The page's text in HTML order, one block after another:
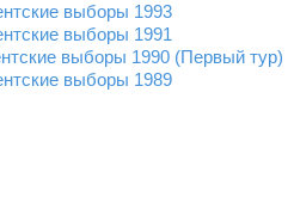
выборы 1993
выборы 1991
выборы 1990 (Первый тур)
выборы 1989